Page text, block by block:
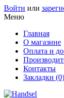
Войти или
Меню
Главная
О магазине
Оплата и
Контакты
Закладки (0)